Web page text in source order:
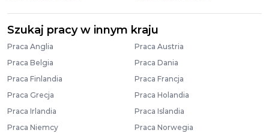
Szukaj pracy w innym kraju
Praca Anglia
Praca Austria
Praca Belgia
Praca Dania
Praca Finlandia
Praca Francja
Praca Grecja
Praca Holandia
Praca Irlandia
Praca Islandia
Praca Niemcy
Praca Norwegia